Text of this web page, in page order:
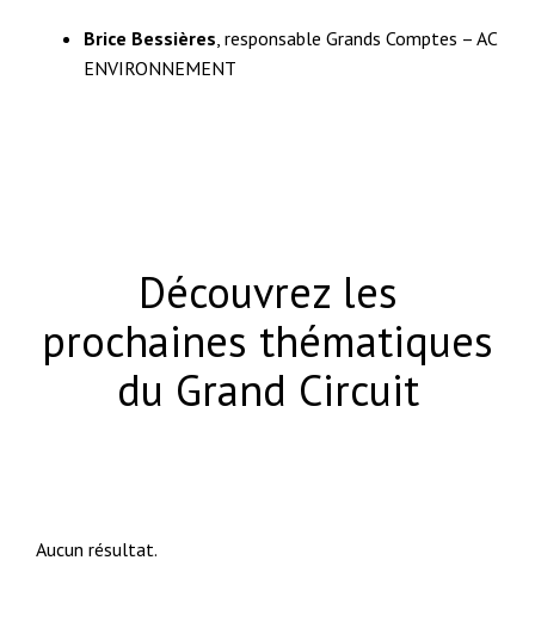
Brice Bessières , responsable Grands Comptes – AC
ENVIRONNEMENT
Découvrez les
prochaines thématiques
du Grand Circuit
Aucun résultat.